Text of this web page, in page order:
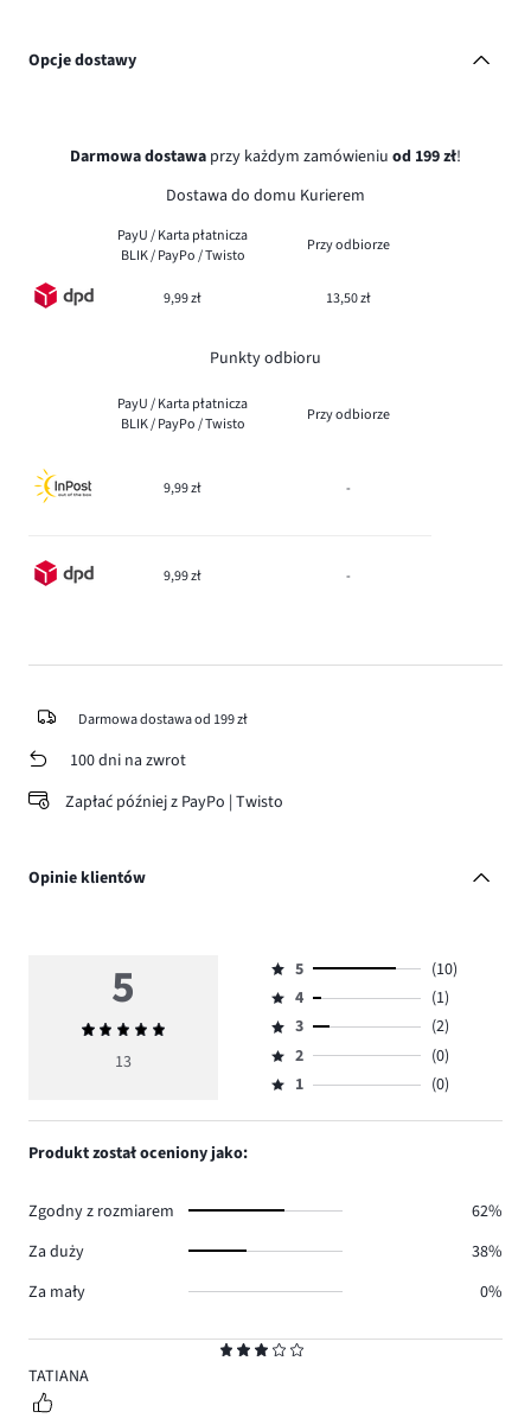
Opcje dostawy
Darmowa dostawa przy każdym zamówieniu od 199 zł!
Dostawa do domu Kurierem
PayU / Karta płatnicza
BLIK / PayPo / Twisto
Przy odbiorze
9,99 zł 13,50 zł
Punkty odbioru
PayU / Karta płatnicza
BLIK / PayPo / Twisto
Przy odbiorze
9,99 zł -
9,99 zł -
Darmowa dostawa od 199 zł
100 dni na zwrot
Zapłać później z PayPo | Twisto
Opinie klientów
3
TATIANA
5
Średnia
ocena
13
Ocena
5,
ilość
głosów
10.
5
(10)
Ocena
4,
ilość
głosów
4
(1)
Ocena
3,
ilość
3
(2)
Ocena
2,
2
(0)
Ocena
1,
1 (0)
Produkt został oceniony jako:
Zgodny z rozmiarem
62%
Za duży
38%
Za mały
0%